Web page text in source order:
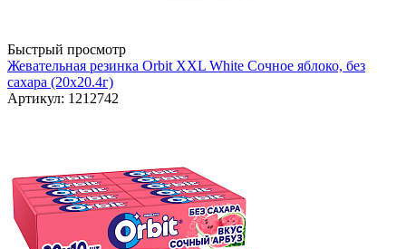
Быстрый просмотр
Жевательная резинка Orbit XXL White Сочное яблоко, без
сахара (20х20.4г)
Артикул: 1212742